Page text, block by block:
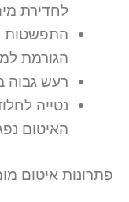
לחדירת
התפשטות
הגורמת
רעש גבוה
נטייה
האיטום
פתרונות איטום